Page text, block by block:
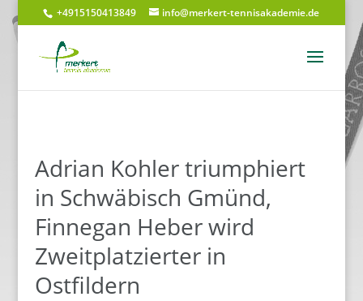
+4915150413849 info@merkert-tennisakademie.de
Adrian Kohler triumphiert
in Schwäbisch Gmünd,
Finnegan Heber wird
Zweitplatzierter in
Ostfildern